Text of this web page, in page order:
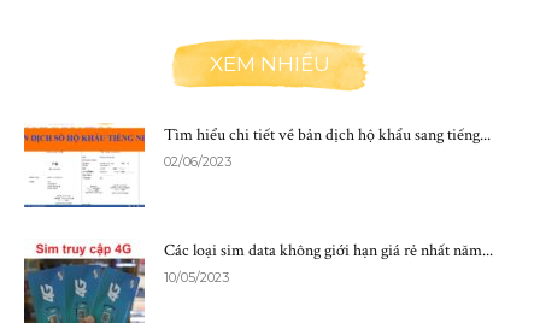
XEM NHIỀU
Tìm hiểu chi tiết về bản dịch hộ khẩu sang tiếng...
02/06/2023
Các loại sim data không giới hạn giá rẻ nhất năm...
10/05/2023